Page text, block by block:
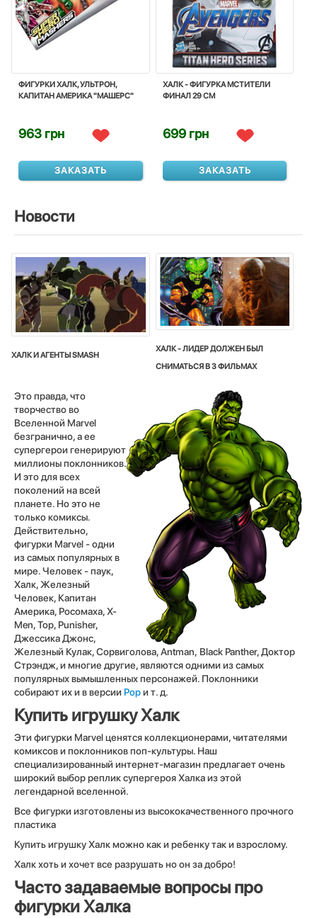
ФИГУРКИ ХАЛК, УЛЬТРОН,
КАПИТАН АМЕРИКА "МАШЕРС"
963 грн
ЗАКАЗАТЬ
ХАЛК - ФИГУРКА МСТИТЕЛИ
ФИНАЛ 29 СМ
699 грн
ЗАКАЗАТЬ
Новости
ХАЛК И АГЕНТЫ SMASH
ХАЛК - ЛИДЕР ДОЛЖЕН БЫЛ
СНИМАТЬСЯ В 3 ФИЛЬМАХ
Это правда, что
творчество во
Вселенной Marvel
безгранично, а ее
супергерои генерируют
миллионы поклонников.
И это для всех
поколений на всей
планете. Но это не
только комиксы.
Действительно,
фигурки Marvel - одни
из самых популярных в
мире. Человек - паук,
Халк, Железный
Человек, Капитан
Америка, Росомаха, X-
Men, Тор, Punisher,
Джессика Джонс,
Железный Кулак, Сорвиголова, Antman, Black Panther, Доктор
Стрэндж, и многие другие, являются одними из самых
популярных вымышленных персонажей. Поклонники
собирают их и в версии Popи т. д.
Купить игрушку Халк
Эти фигурки Marvel ценятся коллекционерами, читателями
комиксов и поклонников поп-культуры. Наш
специализированный интернет-магазин предлагает очень
широкий выбор реплик супергероя Халка из этой
легендарной вселенной.
Все фигурки изготовлены из высококачественного прочного
пластика
Купить игрушку Халк можно как и ребенку так и взрослому.
Халк хоть и хочет все разрушать но он за добро!
Часто задаваемые вопросы про
фигурки Халка